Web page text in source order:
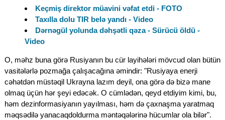
Keçmiş direktor müavini vəfat etdi - FOTO
Taxılla dolu TIR belə yandı - Video
Dərnəgül yolunda dəhşətli qəza - Sürücü öldü -
Video
O, məhz buna görə Rusiyanın bu cür layihələri mövcud olan bütün
vasitələrlə pozmağa çalışacağına əmindir: "Rusiyaya enerji
cəhətdən müstəqil Ukrayna lazım deyil, ona görə də bizə mane
olmaq üçün hər şeyi edəcək. O cümlədən, qeyd etdiyim kimi, bu,
həm dezinformasiyanın yayılması, həm də çaxnaşma yaratmaq
məqsədilə yanacaqdoldurma məntəqələrinə hücumlar ola bilər".